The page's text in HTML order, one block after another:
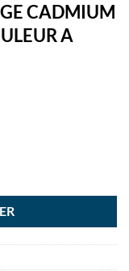
CADMIUM
A